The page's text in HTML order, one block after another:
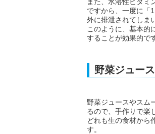
ですから、一度に「
外に排泄されてしま
このように、基本的
することが効果的で
野菜ジュー
野菜ジュースやスム
るので、手作りで楽
どれも生の食材から
す。